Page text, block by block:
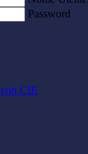
Password
CIE